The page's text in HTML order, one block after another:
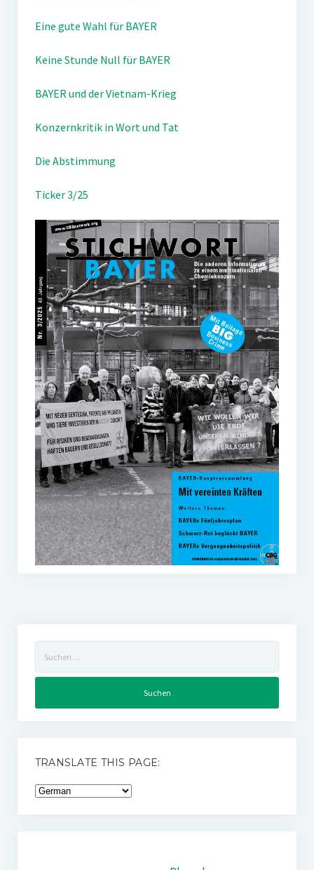
Eine gute Wahl für BAYER
Keine Stunde Null für BAYER
BAYER und der Vietnam-Krieg
Konzernkritik in Wort und Tat
Die Abstimmung
Ticker 3/25
nach:
TRANSLATE THIS PAGE: